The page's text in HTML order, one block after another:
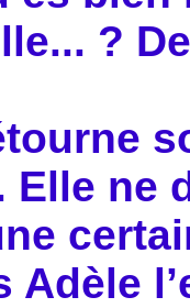
?
Elle ne
Adèle